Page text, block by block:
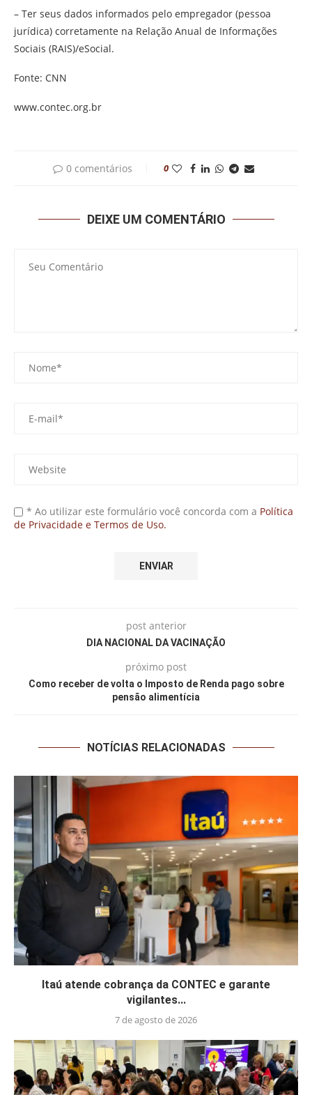
– Ter seus dados informados pelo empregador (pessoa
jurídica) corretamente na Relação Anual de Informações
Sociais (RAIS)/eSocial.
Fonte: CNN
www.contec.org.br
0 comentários 0
DEIXE UM COMENTÁRIO
* Ao utilizar este formulário você concorda com a Política
de Privacidade e Termos de Uso.
post anterior
DIA NACIONAL DA VACINAÇÃO
próximo post
Como receber de volta o Imposto de Renda pago sobre
pensão alimentícia
NOTÍCIAS RELACIONADAS
Itaú atende cobrança da CONTEC e garante
vigilantes...
7 de agosto de 2026